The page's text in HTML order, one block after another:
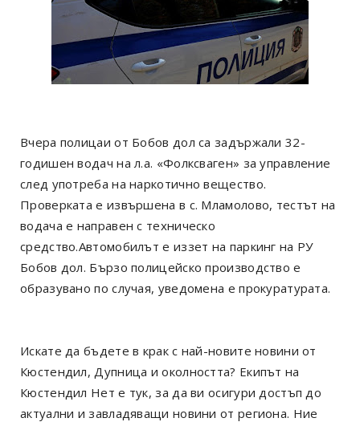
Вчера полицаи от Бобов дол са задържали 32-
годишен водач на л.а. «Фолксваген» за управление
след употреба на наркотично вещество.
Проверката е извършена в с. Мламолово, тестът на
водача е направен с техническо
средство.Автомобилът е иззет на паркинг на РУ
Бобов дол. Бързо полицейско производство е
образувано по случая, уведомена е прокуратурата.
Искате да бъдете в крак с най-новите новини от
Кюстендил, Дупница и околността? Екипът на
Кюстендил Нет е тук, за да ви осигури достъп до
актуални и завладяващи новини от региона. Ние